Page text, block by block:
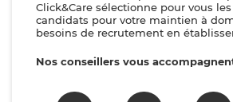
Click&Care sélectionne pour vous
candidats pour votre maintien à
besoins de recrutement en
Nos conseillers vous